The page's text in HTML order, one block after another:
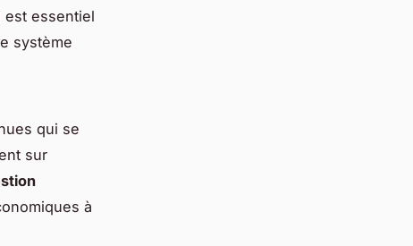
essentiel
système
qui se
sur
à